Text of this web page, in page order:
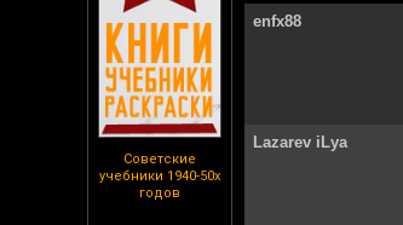
Советские
учебники 1940-50х
годов
enfx88
Lazarev iLya